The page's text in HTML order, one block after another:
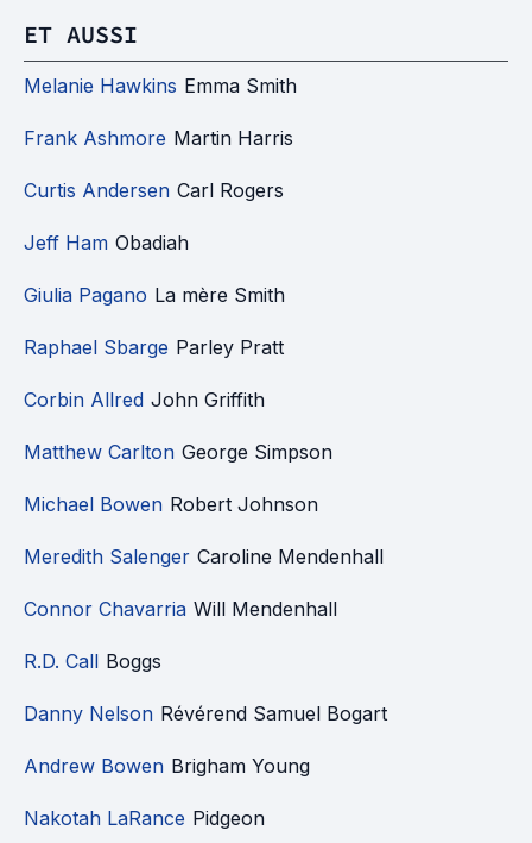
ET AUSSI
Melanie Hawkins Emma Smith
Frank Ashmore Martin Harris
Curtis Andersen Carl Rogers
Jeff Ham Obadiah
Giulia Pagano La mère Smith
Raphael Sbarge Parley Pratt
Corbin Allred John Griffith
Matthew Carlton George Simpson
Michael Bowen Robert Johnson
Meredith Salenger Caroline Mendenhall
Connor Chavarria Will Mendenhall
R.D. Call Boggs
Danny Nelson Révérend Samuel Bogart
Andrew Bowen Brigham Young
Nakotah LaRance Pidgeon